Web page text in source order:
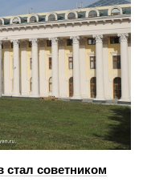
советником